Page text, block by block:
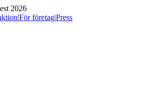
2026
|För företag|Press